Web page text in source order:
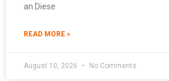
an Diese
READ MORE »
August 10, 2026 No Comments